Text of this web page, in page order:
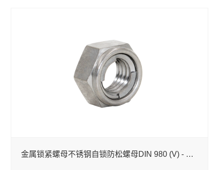
金属锁紧螺母不锈钢自锁防松螺母DIN 980 (V) - 1987